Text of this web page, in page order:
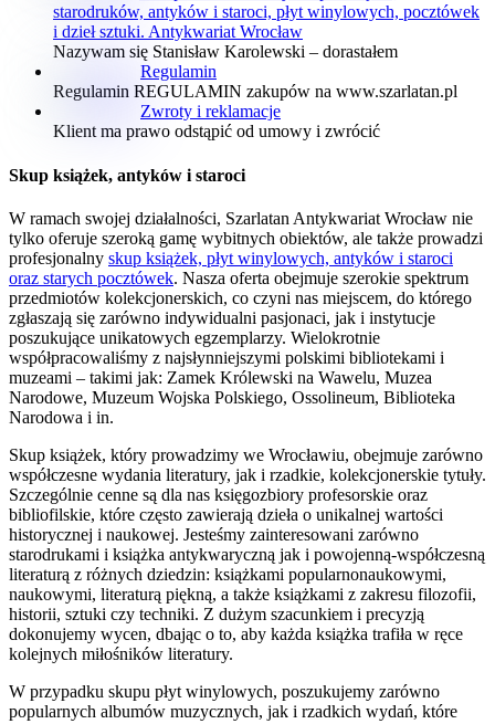
starodruków, antyków i staroci, płyt winylowych, pocztówek
i dzieł sztuki. Antykwariat Wrocław
Nazywam się Stanisław Karolewski – dorastałem
Regulamin
Regulamin REGULAMIN zakupów na www.szarlatan.pl
Zwroty i reklamacje
Klient ma prawo odstąpić od umowy i zwrócić
Skup książek, antyków i staroci
W ramach swojej działalności, Szarlatan Antykwariat Wrocław nie
tylko oferuje szeroką gamę wybitnych obiektów, ale także prowadzi
profesjonalny skup książek, płyt winylowych, antyków i staroci
oraz starych pocztówek. Nasza oferta obejmuje szerokie spektrum
przedmiotów kolekcjonerskich, co czyni nas miejscem, do którego
zgłaszają się zarówno indywidualni pasjonaci, jak i instytucje
poszukujące unikatowych egzemplarzy. Wielokrotnie
współpracowaliśmy z najsłynniejszymi polskimi bibliotekami i
muzeami – takimi jak: Zamek Królewski na Wawelu, Muzea
Narodowe, Muzeum Wojska Polskiego, Ossolineum, Biblioteka
Narodowa i in.
Skup książek, który prowadzimy we Wrocławiu, obejmuje zarówno
współczesne wydania literatury, jak i rzadkie, kolekcjonerskie tytuły.
Szczególnie cenne są dla nas księgozbiory profesorskie oraz
bibliofilskie, które często zawierają dzieła o unikalnej wartości
historycznej i naukowej. Jesteśmy zainteresowani zarówno
starodrukami i książka antykwaryczną jak i powojenną-współczesną
literaturą z różnych dziedzin: książkami popularnonaukowymi,
naukowymi, literaturą piękną, a także książkami z zakresu filozofii,
historii, sztuki czy techniki. Z dużym szacunkiem i precyzją
dokonujemy wycen, dbając o to, aby każda książka trafiła w ręce
kolejnych miłośników literatury.
W przypadku skupu płyt winylowych, poszukujemy zarówno
popularnych albumów muzycznych, jak i rzadkich wydań, które